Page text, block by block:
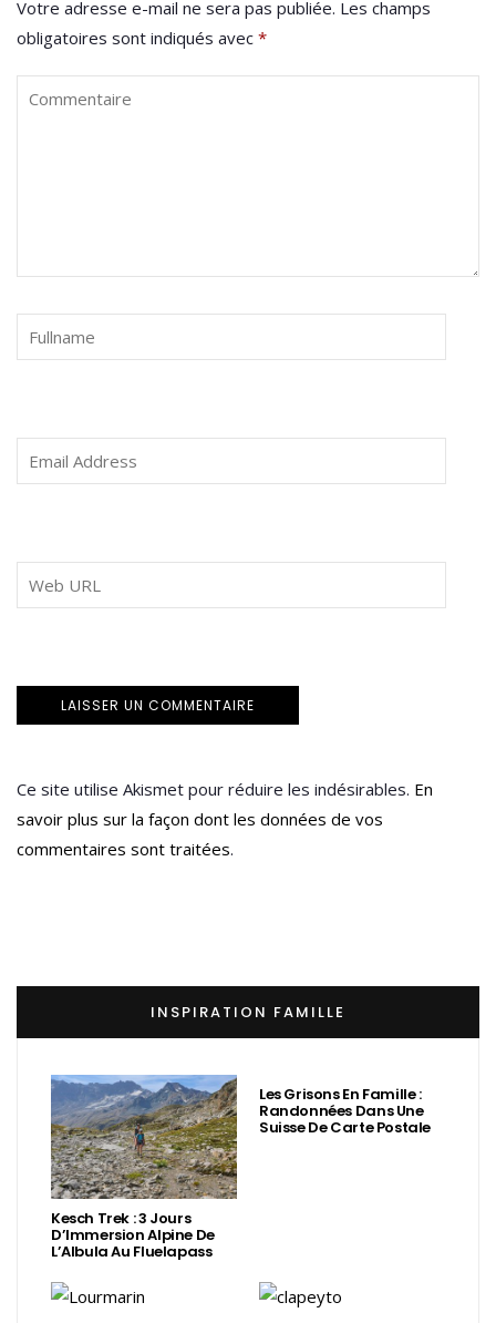
Votre adresse e-mail ne sera pas publiée. Les champs
obligatoires sont indiqués avec *
Ce site utilise Akismet pour réduire les indésirables. En
savoir plus sur la façon dont les données de vos
commentaires sont traitées.
INSPIRATION FAMILLE
Kesch Trek : 3 Jours
D’Immersion Alpine De
L’Albula Au Fluelapass
Les Grisons En Famille :
Randonnées Dans Une
Suisse De Carte Postale